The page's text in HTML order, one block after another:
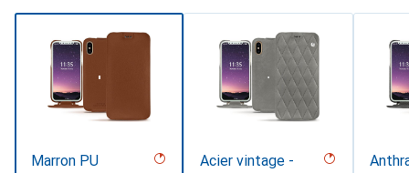
Marron PU
Acier vintage -